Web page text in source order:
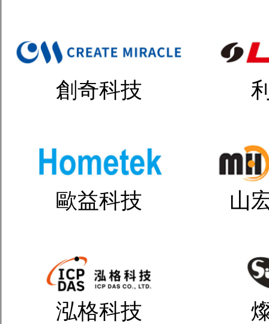
創奇科技
歐益科技 山
泓格科技